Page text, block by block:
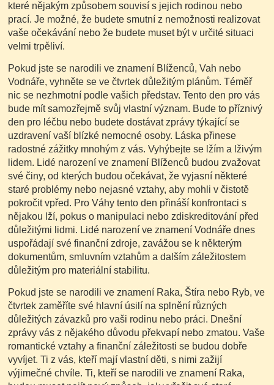
které nějakým způsobem souvisí s jejich rodinou nebo
prací. Je možné, že budete smutní z nemožnosti realizovat
vaše očekávání nebo že budete muset být v určité situaci
velmi trpěliví.
Pokud jste se narodili ve znamení Blíženců, Vah nebo
Vodnáře, vyhněte se ve čtvrtek důležitým plánům. Téměř
nic se nezhmotní podle vašich představ. Tento den pro vás
bude mít samozřejmě svůj vlastní význam. Bude to příznivý
den pro léčbu nebo budete dostávat zprávy týkající se
uzdravení vaší blízké nemocné osoby. Láska přinese
radostné zážitky mnohým z vás. Vyhýbejte se lžím a lživým
lidem. Lidé narození ve znamení Blíženců budou zvažovat
své činy, od kterých budou očekávat, že vyjasní některé
staré problémy nebo nejasné vztahy, aby mohli v čistotě
pokročit vpřed. Pro Váhy tento den přináší konfrontaci s
nějakou lží, pokus o manipulaci nebo zdiskreditování před
důležitými lidmi. Lidé narození ve znamení Vodnáře dnes
uspořádají své finanční zdroje, zavážou se k některým
dokumentům, smluvním vztahům a dalším záležitostem
důležitým pro materiální stabilitu.
Pokud jste se narodili ve znamení Raka, Štíra nebo Ryb, ve
čtvrtek zaměříte své hlavní úsilí na splnění různých
důležitých závazků pro vaši rodinu nebo práci. Dnešní
zprávy vás z nějakého důvodu překvapí nebo zmatou. Vaše
romantické vztahy a finanční záležitosti se budou dobře
vyvíjet. Ti z vás, kteří mají vlastní děti, s nimi zažijí
výjimečné chvíle. Ti, kteří se narodili ve znamení Raka,